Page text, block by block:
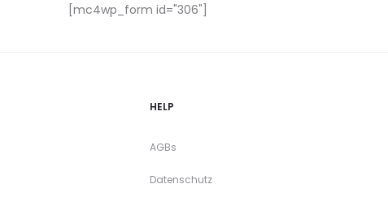
[mc4wp_form id="306"]
HELP
AGBs
Datenschutz